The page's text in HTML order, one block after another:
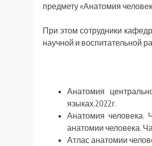
предмету «Анатомия
При этом сотрудники
научной и воспитательной
Анатомия
языках.2022г.
Анатомия человека.
анатомии человека.
Атлас анатомии